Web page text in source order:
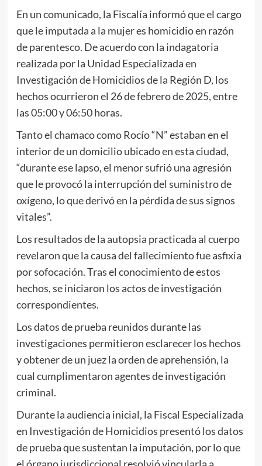
En un comunicado, la Fiscalía informó que el cargo
que le imputada a la mujer es homicidio en razón
de parentesco. De acuerdo con la indagatoria
realizada por la Unidad Especializada en
Investigación de Homicidios de la Región D, los
hechos ocurrieron el 26 de febrero de 2025, entre
las 05:00 y 06:50 horas.
Tanto el chamaco como Rocío “N” estaban en el
interior de un domicilio ubicado en esta ciudad,
“durante ese lapso, el menor sufrió una agresión
que le provocó la interrupción del suministro de
oxígeno, lo que derivó en la pérdida de sus signos
vitales”.
Los resultados de la autopsia practicada al cuerpo
revelaron que la causa del fallecimiento fue asfixia
por sofocación. Tras el conocimiento de estos
hechos, se iniciaron los actos de investigación
correspondientes.
Los datos de prueba reunidos durante las
investigaciones permitieron esclarecer los hechos
y obtener de un juez la orden de aprehensión, la
cual cumplimentaron agentes de investigación
criminal.
Durante la audiencia inicial, la Fiscal Especializada
en Investigación de Homicidios presentó los datos
de prueba que sustentan la imputación, por lo que